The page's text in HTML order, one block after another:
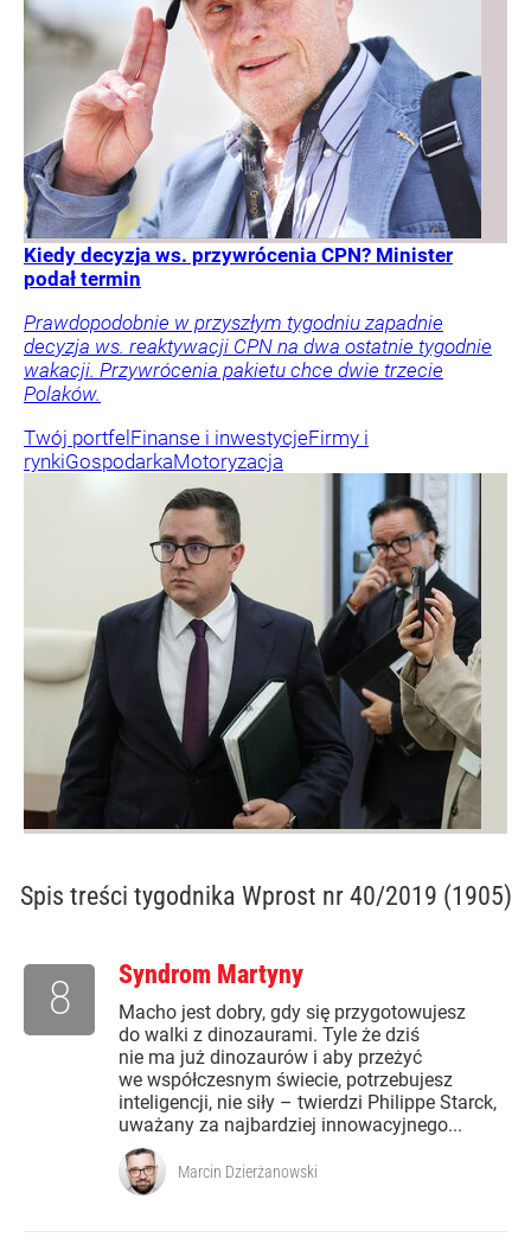
Kiedy decyzja ws. przywrócenia CPN? Minister
podał termin
Prawdopodobnie w przyszłym tygodniu zapadnie
decyzja ws. reaktywacji CPN na dwa ostatnie tygodnie
wakacji. Przywrócenia pakietu chce dwie trzecie
Polaków.
Twój portfel Finanse i inwestycjeFirmy i
rynkiGospodarkaMotoryzacja
Spis treści tygodnika Wprost nr 40/2019 (1905)
Syndrom Martyny
Macho jest dobry, gdy się przygotowujesz
do walki z dinozaurami. Tyle że dziś
nie ma już dinozaurów i aby przeżyć
we współczesnym świecie, potrzebujesz
inteligencji, nie siły – twierdzi Philippe Starck,
uważany za najbardziej innowacyjnego...
8
Marcin Dzierżanowski